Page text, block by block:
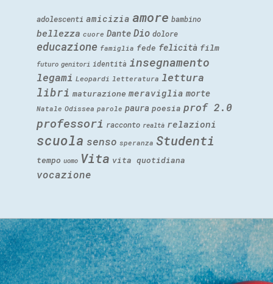
adolescenti amicizia amore bambino
bellezza cuore Dante Dio dolore
educazione famiglia fede felicità film
futuro genitori identità insegnamento
legami Leopardi letteratura lettura
libri maturazione meraviglia morte
Natale Odissea parole paura poesia prof 2.0
professori racconto realtà relazioni
scuola senso speranza Studenti
tempo uomo Vita vita quotidiana
vocazione